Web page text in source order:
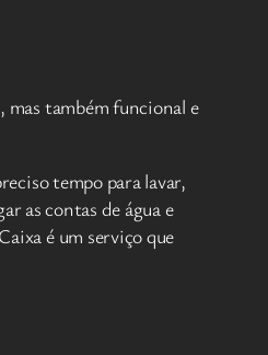
mas também funcional e
tempo para lavar,
as contas de água e
é um serviço que